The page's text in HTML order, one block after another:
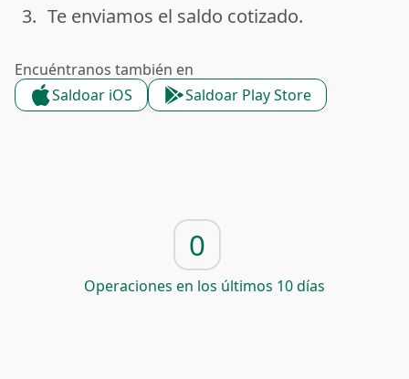
done
3. Te enviamos el saldo cotizado.
Encuéntranos también en
Saldoar iOS
Saldoar Play Store
0
Operaciones en los últimos 10 días